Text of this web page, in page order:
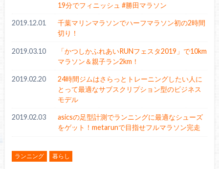
19分でフィニッシュ #勝田マラソン
2019.12.01
千葉マリンマラソンでハーフマラソン初の2時間
切り！
2019.03.10
「かつしかふれあいRUNフェスタ2019」で10km
マラソン＆親子ラン2km！
2019.02.20
24時間ジムはさらっとトレーニングしたい人に
とって最適なサブスクリプション型のビジネス
モデル
2019.02.03
asicsの足型計測でランニングに最適なシューズ
をゲット！metarunで目指せフルマラソン完走
ランニング 暮らし